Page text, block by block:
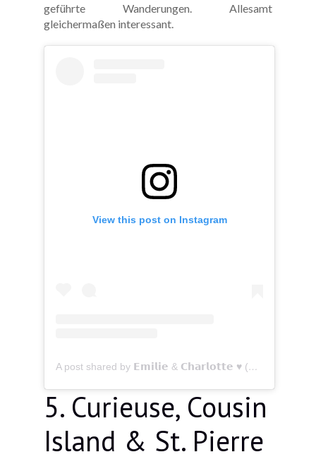
geführte Wanderungen. Allesamt
gleichermaßen interessant.
View this post on Instagram
A post shared by 𝗘𝗺𝗶𝗹𝗶𝗲 & 𝗖𝗵𝗮𝗿𝗹𝗼𝘁𝘁𝗲 ♥︎ (@_bellesaventures)
5. Curieuse, Cousin
Island & St. Pierre